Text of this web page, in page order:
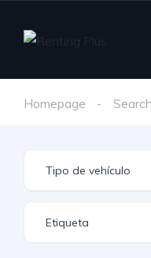
Homepage Search